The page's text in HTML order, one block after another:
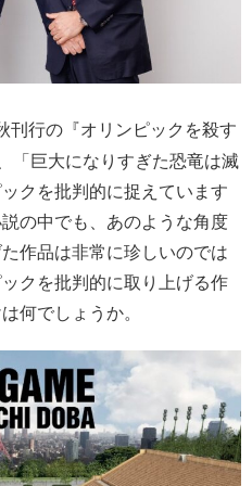
行の『オリンピックを殺す
「巨大になりすぎた恐竜は滅
クを批判的に捉えています
の中でも、あのような角度
作品は非常に珍しいのでは
クを批判的に取り上げる作
何でしょうか。